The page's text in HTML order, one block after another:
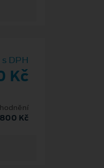
DPH
Kč
Kč